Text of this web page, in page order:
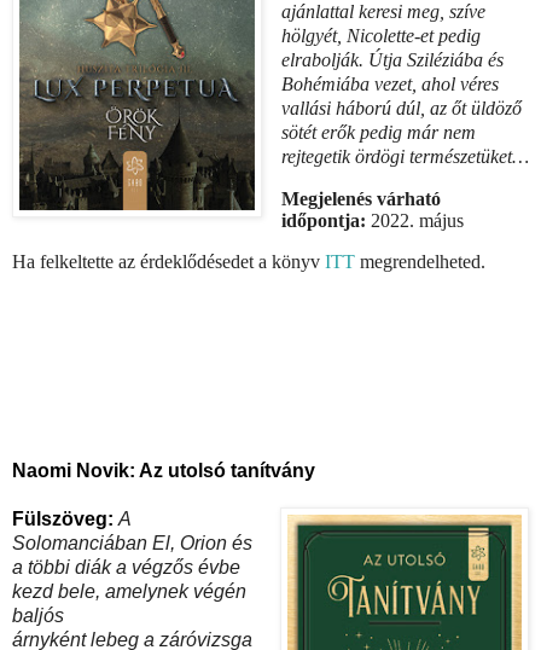
ajánlattal keresi meg, szíve
hölgyét, Nicolette-et pedig
elrabolják. Útja Sziléziába és
Bohémiába vezet, ahol véres
vallási háború dúl, az őt üldöző
sötét erők pedig már nem
rejtegetik ördögi természetüket…
Megjelenés várható
időpontja: 2022. május
Ha felkeltette az érdeklődésedet a könyv ITT megrendelheted.
Naomi Novik: Az utolsó tanítvány
Fülszöveg: A
Solomanciában El, Orion és
a többi diák a végzős évbe
kezd bele, amelynek végén
baljós
árnyként lebeg a záróvizsga